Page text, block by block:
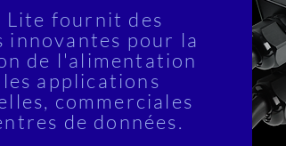
Lite fournit des
innovantes pour la
de l'alimentation
les applications
commerciales
de données.